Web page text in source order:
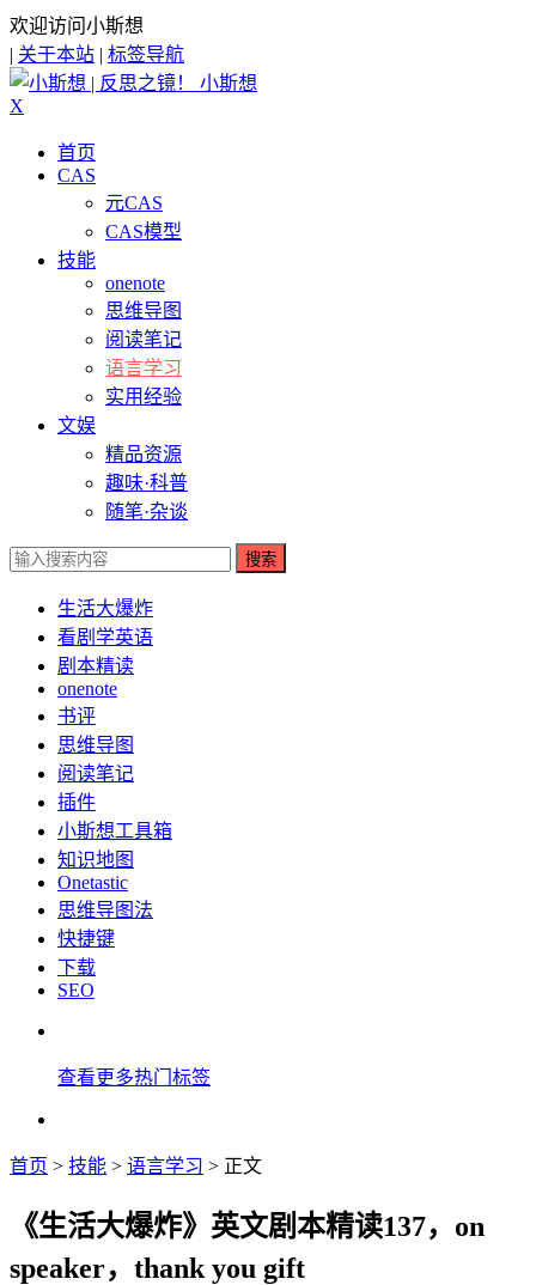
欢迎访问小斯想
| 关于本站 | 标签导航
小斯想
X
首页
CAS
元CAS
CAS模型
技能
onenote
思维导图
阅读笔记
语言学习
实用经验
文娱
精品资源
趣味·科普
随笔·杂谈
搜索
生活大爆炸
看剧学英语
剧本精读
onenote
书评
思维导图
阅读笔记
插件
小斯想工具箱
知识地图
Onetastic
思维导图法
快捷键
下载
SEO
查看更多热门标签
首页 > 技能 > 语言学习 > 正文
《生活大爆炸》英文剧本精读137，on
speaker，thank you gift